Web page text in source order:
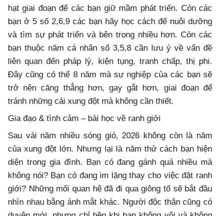
hạt giai đoạn để các bạn giữ mầm phát triển. Còn các
bạn ở 5 số 2,6,9 các bạn hãy học cách để nuôi dưỡng
và tìm sự phát triển và bên trong nhiều hơn. Còn các
bạn thuộc năm cá nhân số 3,5,8 cần lưu ý về vấn đề
liên quan đến pháp lý, kiện tụng, tranh chấp, thị phi.
Đây cũng có thể 8 năm mà sự nghiệp của các bạn sẽ
trở nên căng thẳng hơn, gay gắt hơn, giai đoạn để
tránh những cái xung đột mà không cần thiết.
Gia đạo & tình cảm – bài học về ranh giới
Sau vài năm nhiều sóng gió, 2026 không còn là năm
của xung đột lớn. Nhưng lại là năm thử cách bạn hiện
diện trong gia đình. Bạn có đang gánh quá nhiều mà
không nói? Bạn có đang im lặng thay cho việc đặt ranh
giới? Những mối quan hệ đã đi qua giông tố sẽ bắt đầu
nhìn nhau bằng ánh mắt khác. Người độc thân cũng có